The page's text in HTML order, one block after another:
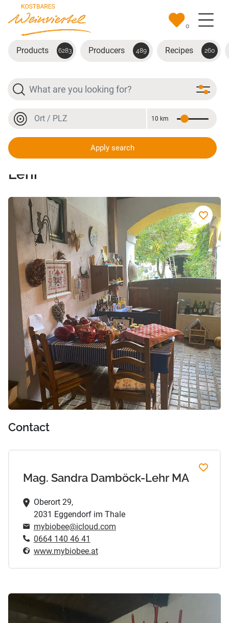
Skip to main content
0
Products 6283 Producers 489 Recipes 260
Search
Location or postal code
Distance
10 km
Apply search
Mybiobee-BioBiene Sandra
Lehr
Contact
Mag. Sandra Damböck-Lehr MA
Oberort 29,
2031 Eggendorf im Thale
mybiobee@icloud.com
0664 140 46 41
www.mybiobee.at